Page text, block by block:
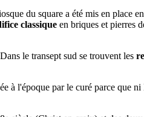
du square a été mis en place
classique en briques et pierres
le transept sud se trouvent les
à l'époque par le curé parce que